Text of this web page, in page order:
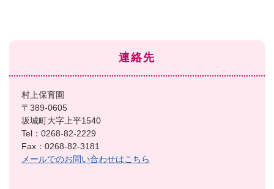
連絡先
村上保育園
〒389-0605
坂城町大字上平1540
Tel：0268-82-2229
Fax：0268-82-3181
メールでのお問い合わせはこちら